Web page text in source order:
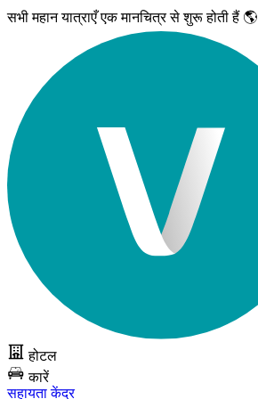
सभी महान यात्राएँएक मानचित्र से शुरू होती हैं 🌎
होटल
कारें
सहायता केंद्र